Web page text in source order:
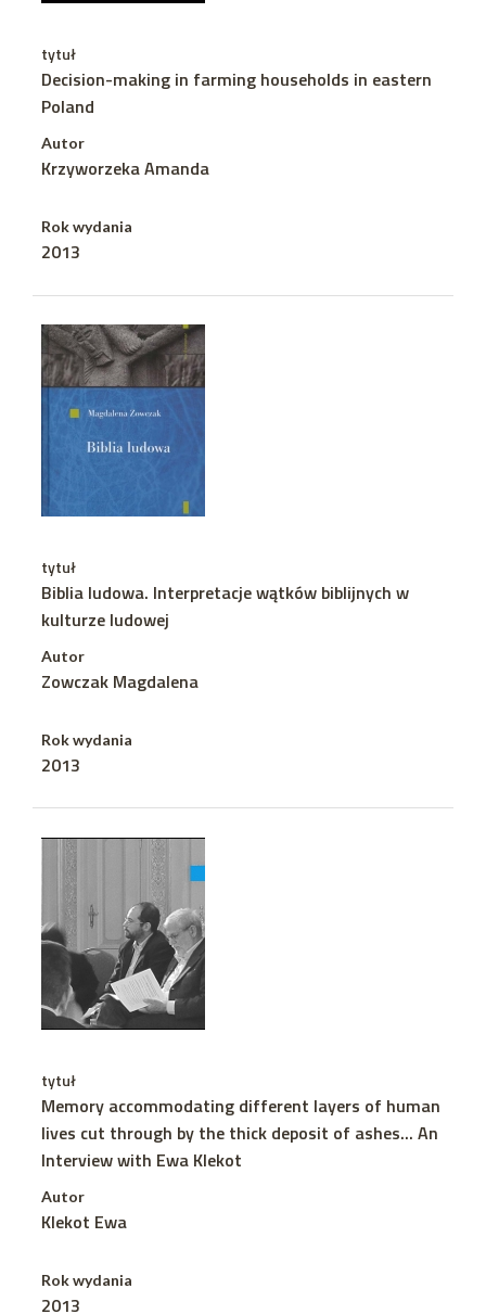
tytuł
Decision-making in farming households in eastern
Poland
Autor
Krzyworzeka Amanda
Rok wydania
2013
tytuł
Biblia ludowa. Interpretacje wątków biblijnych w
kulturze ludowej
Autor
Zowczak Magdalena
Rok wydania
2013
tytuł
Memory accommodating different layers of human
lives cut through by the thick deposit of ashes... An
Interview with Ewa Klekot
Autor
Klekot Ewa
Rok wydania
2013